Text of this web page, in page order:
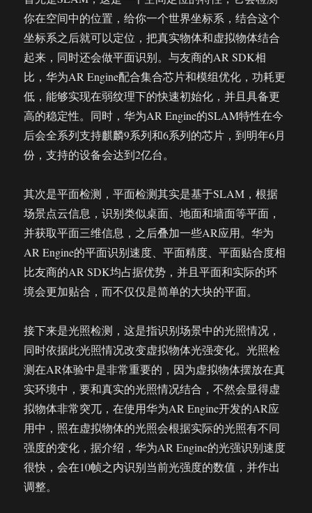
你在空间中的位置，给你一个世界坐标系，结合这个
坐标系之后就可以定位，把真实物体和虚拟物体结合
起来，同时还会做平面识别。与友商的AR SDK相
比，华为AR Engine配合集合芯片和模组优化，功耗更
低，能够实现在弱纹理下的快速初始化，并且具备更
高的稳定性。同时，华为AR Engine的SLAM特性在今
后会全系列支持麒麟9系列和6系列的芯片，到明年6月
份，支持的设备会达到2亿台。
其次是平面检测，平面检测其实是基于SLAM，根据
场景点云信息，识别类似桌面、地面和墙面等平面，
并获取平面三维信息，之后叠加一些AR应用。华为
AR Engine的平面识别速度、平面精度、平面贴合度相
比友商的AR SDK均占据优势，并且平面和实际的环
境会更加贴合，而不仅仅是简单的大块的平面。
接下来是光照检测，这是指识别场景中的光照情况，
同时依据此光照情况改变虚拟物体光强变化。光照检
测在AR体验中是非常重要的，因为虚拟物体摆放在真
实环境中，要和真实的光照情况结合，不然会显得虚
拟物体非常突兀，在使用华为AR Engine开发的AR应
用中，照在虚拟物体的光照会根据实际的光照有不同
强度的变化，据介绍，华为AR Engine的光强识别速度
很快，会在10帧之内识别当前光强度的数值，并作出
调整。